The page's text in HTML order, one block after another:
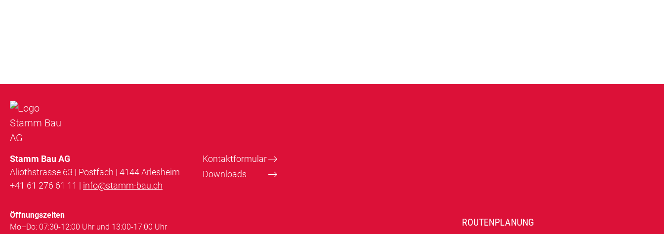
Stamm Bau AG
Aliothstrasse 63 | Postfach | 4144 Arlesheim
+41 61 276 61 11 | info@stamm-bau.ch
Öffnungszeiten
Mo–Do: 07:30-12:00 Uhr und 13:00-17:00 Uhr
Kontaktformular
Downloads
ROUTENPLANUNG